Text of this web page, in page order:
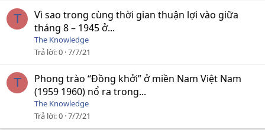
T
Vì sao trong cùng thời gian thuận lợi vào giữa
tháng 8 – 1945 ở...
The Knowledge
Trả lời 0 7/7/21
T
Phong trào “Đồng khởi” ở miền Nam Việt Nam
(1959 1960) nổ ra trong...
The Knowledge
Trả lời 0 7/7/21